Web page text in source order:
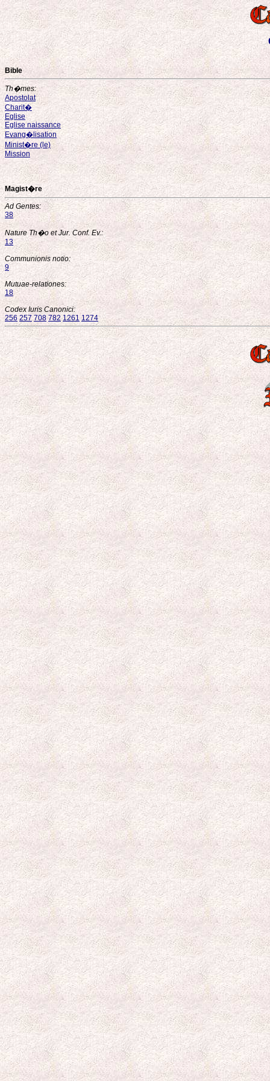
Bible
Th�mes:
Apostolat
Charit�
Eglise
Eglise naissance
Evang�lisation
Minist�re (le)
Mission
Magist�re
Ad Gentes:
38
Nature Th�o et Jur. Conf. Ev.:
13
Communionis notio:
9
Mutuae-relationes:
18
Codex Iuris Canonici:
256 257 708 782 1261 1274